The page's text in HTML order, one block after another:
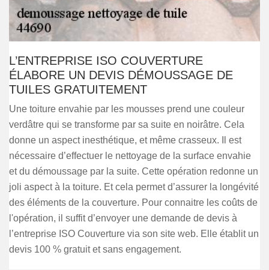
L’ENTREPRISE ISO COUVERTURE
ÉLABORE UN DEVIS DÉMOUSSAGE DE
TUILES GRATUITEMENT
Une toiture envahie par les mousses prend une couleur
verdâtre qui se transforme par sa suite en noirâtre. Cela
donne un aspect inesthétique, et même crasseux. Il est
nécessaire d’effectuer le nettoyage de la surface envahie
et du démoussage par la suite. Cette opération redonne un
joli aspect à la toiture. Et cela permet d’assurer la longévité
des éléments de la couverture. Pour connaitre les coûts de
l'opération, il suffit d’envoyer une demande de devis à
l’entreprise ISO Couverture via son site web. Elle établit un
devis 100 % gratuit et sans engagement.